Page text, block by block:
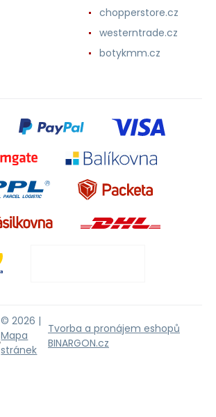
chopperstore.cz
westerntrade.cz
botykmm.cz
© 2026 |
Mapa
stránek
Tvorba a pronájem eshopů
BINARGON.cz